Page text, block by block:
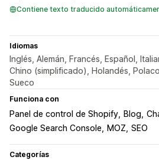
Contiene texto traducido
Idiomas
Inglés, Alemán, Francés, Español,
Chino (simplificado), Holandés,
Sueco
Funciona con
Panel de control de Shopify Blog
Google Search Console
MOZ SEO
Categorías